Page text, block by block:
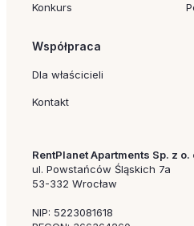
Konkurs
Współpraca
Dla właścicieli
Kontakt
RentPlanet Apartments Sp. z o.
ul. Powstańców Śląskich 7a
53-332 Wrocław
NIP: 5223081618